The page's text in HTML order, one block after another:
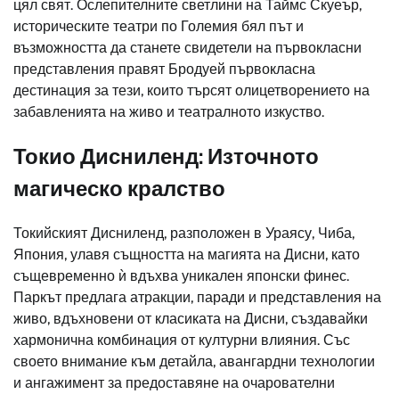
цял свят. Ослепителните светлини на Таймс Скуеър,
историческите театри по Големия бял път и
възможността да станете свидетели на първокласни
представления правят Бродуей първокласна
дестинация за тези, които търсят олицетворението на
забавленията на живо и театралното изкуство.
Токио Дисниленд: Източното
магическо кралство
Токийският Дисниленд, разположен в Ураясу, Чиба,
Япония, улавя същността на магията на Дисни, като
същевременно ѝ вдъхва уникален японски финес.
Паркът предлага атракции, паради и представления на
живо, вдъхновени от класиката на Дисни, създавайки
хармонична комбинация от културни влияния. Със
своето внимание към детайла, авангардни технологии
и ангажимент за предоставяне на очарователни